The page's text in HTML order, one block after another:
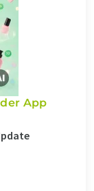
App